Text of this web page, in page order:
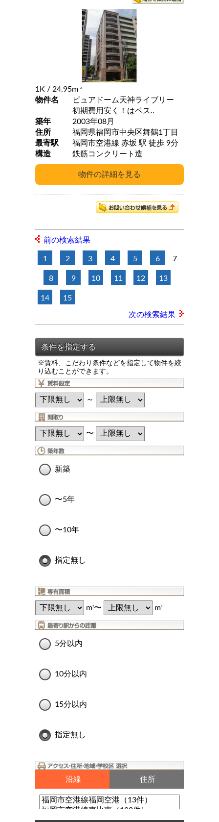
1K / 24.95m 2
物件名
ピュアドーム天神ライブリー
初期費用安く！はベス..
築年
2003年08月
住所
福岡県福岡市中央区舞鶴1丁目
最寄駅
福岡市空港線 赤坂 駅 徒歩 9分
構造
鉄筋コンクリート造
前の検索結果
1 2 3 4 5 6 7
8 9 10 11 12 13
14 15
次の検索結果
※賃料、こだわり条件などを指定して物件を絞
り込むことができます。
～
〜
新築
〜5年
〜10年
指定無し
m2〜 m2
5分以内
10分以内
15分以内
指定無し
沿線 住所